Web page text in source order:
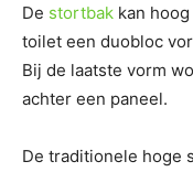
De stortbak kan
toilet een duobloc
Bij de laatste vorm
achter een paneel.
De traditionele hoge